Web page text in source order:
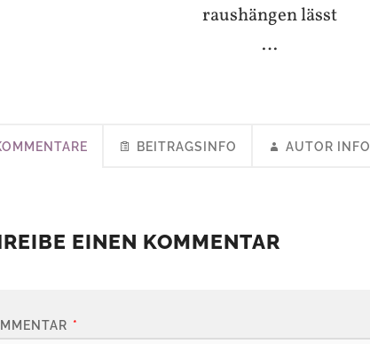
raushängen lässt
…
BEITRAGSINFO AUTOR INFO
EINEN KOMMENTAR
*